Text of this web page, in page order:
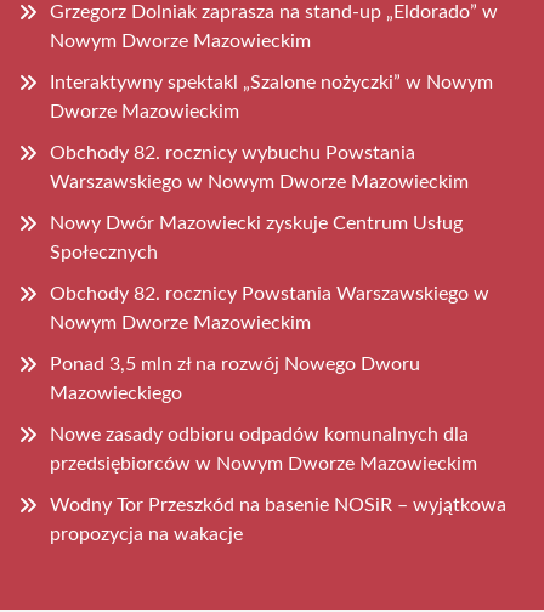
Grzegorz Dolniak zaprasza na stand-up „Eldorado” w
Nowym Dworze Mazowieckim
Interaktywny spektakl „Szalone nożyczki” w Nowym
Dworze Mazowieckim
Obchody 82. rocznicy wybuchu Powstania
Warszawskiego w Nowym Dworze Mazowieckim
Nowy Dwór Mazowiecki zyskuje Centrum Usług
Społecznych
Obchody 82. rocznicy Powstania Warszawskiego w
Nowym Dworze Mazowieckim
Ponad 3,5 mln zł na rozwój Nowego Dworu
Mazowieckiego
Nowe zasady odbioru odpadów komunalnych dla
przedsiębiorców w Nowym Dworze Mazowieckim
Wodny Tor Przeszkód na basenie NOSiR – wyjątkowa
propozycja na wakacje